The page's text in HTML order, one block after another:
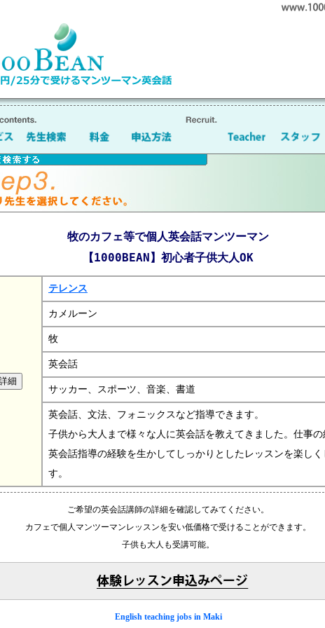
牧のカフェ等で個人英会話マンツーマン
【1000BEAN】初心者子供大人OK
テレンス
カメルーン
牧
英会話
サッカー、スポーツ、音楽、書道
英会話、文法、フォニックスなど指導できます。
子供から大人まで様々な人に英会話を教えてきました。仕事の
英会話指導の経験を生かしてしっかりとしたレッスンを楽しく
す。
ご希望の英会話講師の詳細を確認してみてください。
カフェで個人マンツーマンレッスンを安い低価格で受けることができます。
子供も大人も受講可能。
English teaching jobs in Maki